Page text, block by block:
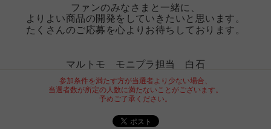
ファンのみなさまと一緒に、
よりよい商品の開発をしていきたいと思います。
たくさんのご応募を心よりお待ちしております。
マルトモ モニプラ担当 白石
参加条件を満たす方が当選者より少ない場合、
当選者数が所定の人数に満たないことがございます。
予めご了承ください。